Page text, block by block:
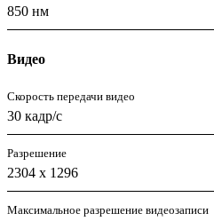
850 нм
Видео
Скорость передачи видео
30 кадр/с
Разрешение
2304 х 1296
Максимальное разрешение видеозаписи